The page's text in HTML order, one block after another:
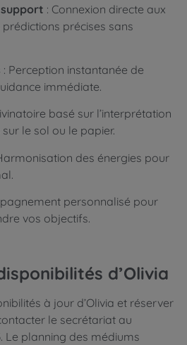
: Connexion directe aux
précises sans
: Perception instantanée de
immédiate.
basé sur l’interprétation
le sol ou le papier.
des énergies pour
personnalisé pour
vos objectifs.
d’Olivia
à jour d’Olivia et réserver
le secrétariat au
Le planning des médiums